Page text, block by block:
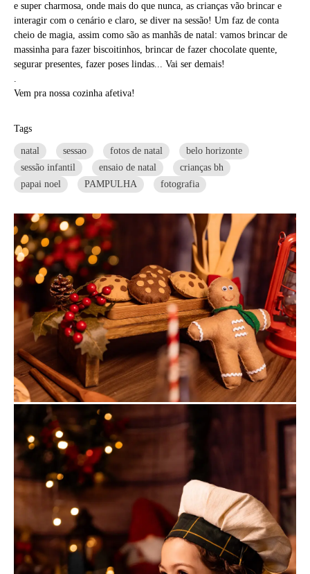
e super charmosa, onde mais do que nunca, as crianças vão brincar e
interagir com o cenário e claro, se diver na sessão! Um faz de conta
cheio de magia, assim como são as manhãs de natal: vamos brincar de
massinha para fazer biscoitinhos, brincar de fazer chocolate quente,
segurar presentes, fazer poses lindas... Vai ser demais!
.
Vem pra nossa cozinha afetiva!
Tags
natal sessao fotos de natal
belo horizonte
sessão infantil
ensaio de natal
crianças bh
papai noel
PAMPULHA fotografia